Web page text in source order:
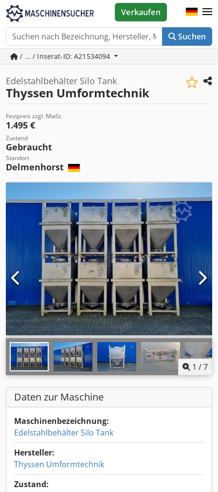
Suchen
Verkaufen
/ ... / Inserat-ID: A21534094
Edelstahlbehälter Silo Tank
Thyssen Umformtechnik
Festpreis zzgl. MwSt.
1.495 €
Zustand
Gebraucht
Standort
Delmenhorst
1 /7
Daten zur Maschine
Maschinenbezeichnung:
Edelstahlbehälter Silo Tank
Hersteller:
Thyssen Umformtechnik
Zustand: